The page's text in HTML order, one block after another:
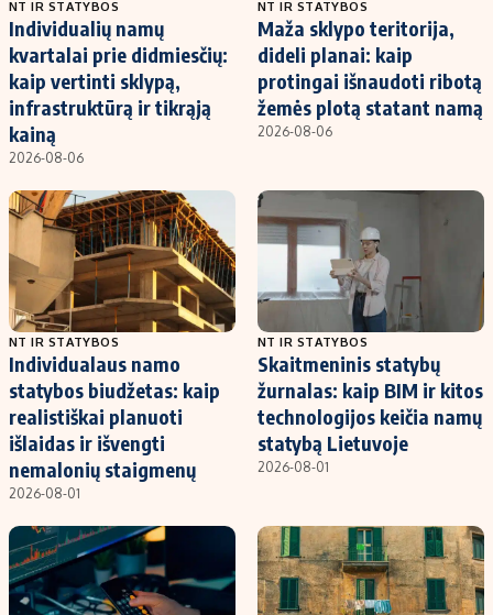
NT IR STATYBOS
Individualių namų
kvartalai prie didmiesčių:
kaip vertinti sklypą,
infrastruktūrą ir tikrąją
kainą
2026-08-06
NT IR STATYBOS
Maža sklypo teritorija,
dideli planai: kaip
protingai išnaudoti ribotą
žemės plotą statant namą
2026-08-06
NT IR STATYBOS
Individualaus namo
statybos biudžetas: kaip
realistiškai planuoti
išlaidas ir išvengti
nemalonių staigmenų
2026-08-01
NT IR STATYBOS
Skaitmeninis statybų
žurnalas: kaip BIM ir kitos
technologijos keičia namų
statybą Lietuvoje
2026-08-01